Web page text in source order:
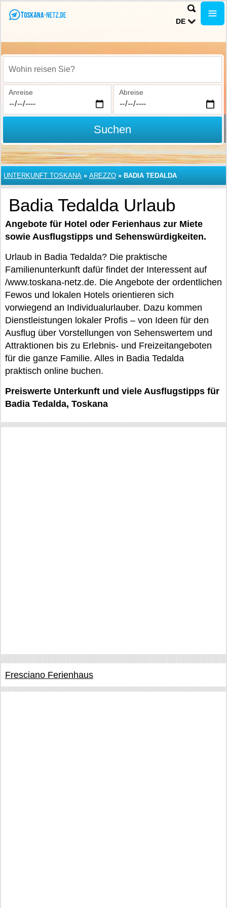
DE
Wohin reisen Sie?
Anreise Abreise
Suchen
UNTERKUNFT TOSKANA » AREZZO » BADIA TEDALDA
Badia Tedalda Urlaub
Angebote für Hotel oder Ferienhaus zur Miete
sowie Ausflugstipps und Sehenswürdigkeiten.
Urlaub in Badia Tedalda? Die praktische
Familienunterkunft dafür findet der Interessent auf
/www.toskana-netz.de. Die Angebote der ordentlichen
Fewos und lokalen Hotels orientieren sich
vorwiegend an Individualurlauber. Dazu kommen
Dienstleistungen lokaler Profis – von Ideen für den
Ausflug über Vorstellungen von Sehenswertem und
Attraktionen bis zu Erlebnis- und Freizeitangeboten
für die ganze Familie. Alles in Badia Tedalda
praktisch online buchen.
Preiswerte Unterkunft und viele Ausflugstipps für
Badia Tedalda, Toskana
Fresciano Ferienhaus